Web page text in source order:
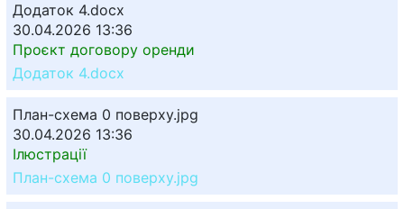
Додаток 4.docx
30.04.2026 13:36
Проєкт договору оренди
Додаток 4.docx
План-схема 0 поверху.jpg
30.04.2026 13:36
Ілюстрації
План-схема 0 поверху.jpg